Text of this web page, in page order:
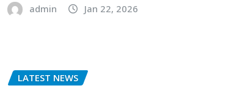
admin Jan 22, 2026
LATEST NEWS